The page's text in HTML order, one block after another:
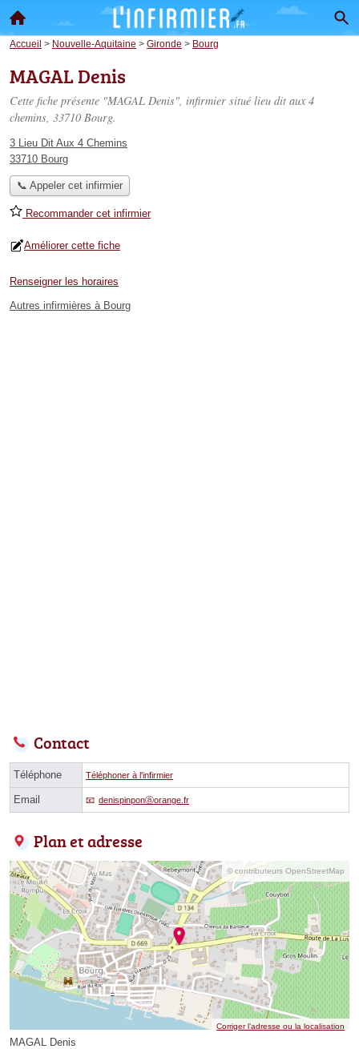
Accueil > Nouvelle-Aquitaine > Gironde > Bourg
MAGAL Denis
Cette fiche présente "MAGAL Denis", infirmier situé lieu dit aux 4
chemins, 33710 Bourg.
3 Lieu Dit Aux 4 Chemins
33710 Bourg
📞 Appeler cet infirmier
Recommander cet infirmier
Améliorer cette fiche
Renseigner les horaires
Autres infirmières à Bourg
Contact
Téléphone Téléphoner à l'infirmier
Email denispinponⓐorange.fr
Plan et adresse
© contributeurs OpenStreetMap
Corriger l’adresse ou la localisation
MAGAL Denis